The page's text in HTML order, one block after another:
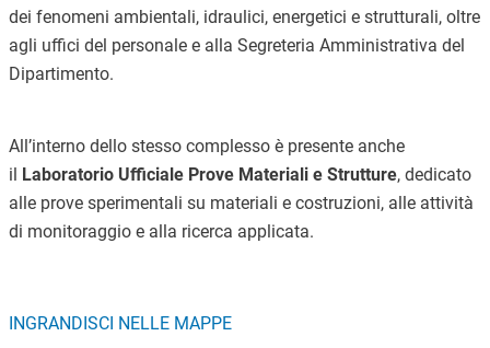
dei fenomeni ambientali, idraulici, energetici e strutturali, oltre
agli uffici del personale e alla Segreteria Amministrativa del
Dipartimento.
All’interno dello stesso complesso è presente anche
il Laboratorio Ufficiale Prove Materiali e Strutture, dedicato
alle prove sperimentali su materiali e costruzioni, alle attività
di monitoraggio e alla ricerca applicata.
INGRANDISCI NELLE MAPPE